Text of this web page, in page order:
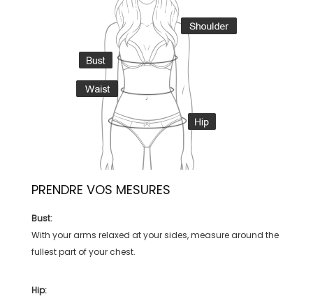
PRENDRE VOS MESURES
Bust:
With your arms relaxed at your sides, measure around the
fullest part of your chest.
Hip: